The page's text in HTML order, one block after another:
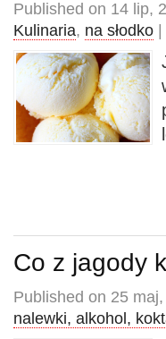
Published on 14 lip,
Kulinaria, na słodko
Co z jagody
Published on 25
nalewki, alkohol,